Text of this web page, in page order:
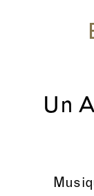
Un